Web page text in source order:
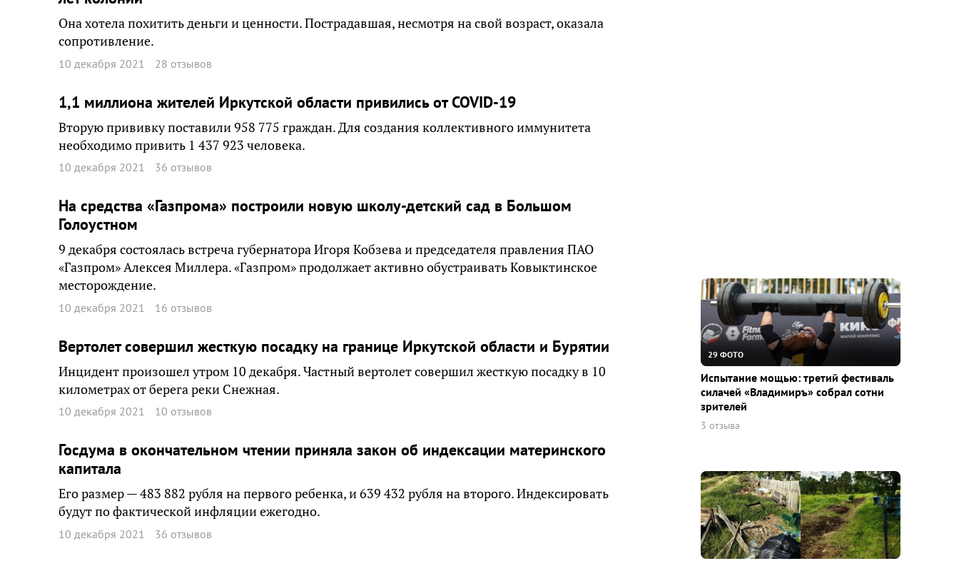
Она хотела похитить деньги и ценности. Пострадавшая, несмотря на свой возраст, оказала
сопротивление.
10 декабря 2021 28 отзывов
1,1 миллиона жителей Иркутской области привились от COVID-19
Вторую прививку поставили 958 775 граждан. Для создания коллективного иммунитета
необходимо привить 1 437 923 человека.
10 декабря 2021 36 отзывов
На средства «Газпрома» построили новую школу-детский сад в Большом
Голоустном
9 декабря состоялась встреча губернатора Игоря Кобзева и председателя правления ПАО
«Газпром» Алексея Миллера. «Газпром» продолжает активно обустраивать Ковыктинское
месторождение.
10 декабря 2021 16 отзывов
Вертолет совершил жесткую посадку на границе Иркутской области и Бурятии
Инцидент произошел утром 10 декабря. Частный вертолет совершил жесткую посадку в 10
километрах от берега реки Снежная.
10 декабря 2021 10 отзывов
Госдума в окончательном чтении приняла закон об индексации материнского
капитала
Его размер — 483 882 рубля на первого ребенка, и 639 432 рубля на второго. Индексировать
будут по фактической инфляции ежегодно.
10 декабря 2021 36 отзывов
29 ФОТО
Испытание мощью: третий фестиваль
силачей «Владимиръ» собрал сотни
зрителей
3 отзыва